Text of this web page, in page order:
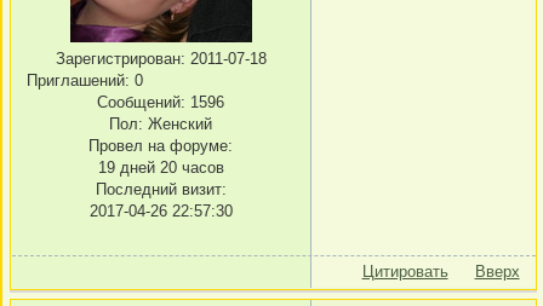
Зарегистрирован: 2011-07-18
Приглашений: 0
Сообщений: 1596
Пол: Женский
Провел на форуме:
19 дней 20 часов
Последний визит:
2017-04-26 22:57:30
Цитировать Вверх